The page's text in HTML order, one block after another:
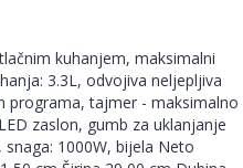
kuhanjem, maksimalni
3.3L, odvojiva neljepljiva
programa, tajmer - maksimalno
zaslon, gumb za uklanjanje
1000W, bijela Neto